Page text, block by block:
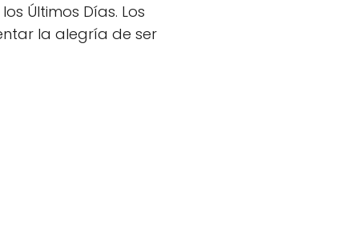
Últimos Días. Los
la alegría de ser